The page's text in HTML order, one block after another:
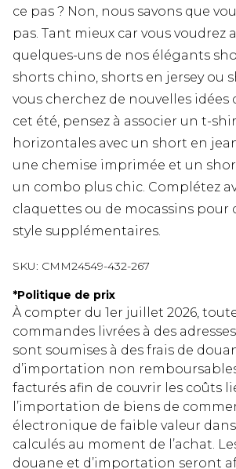
ce pas ? Non, nous savons que
pas. Tant mieux car vous voudrez
quelques-uns de nos élégants
shorts chino, shorts en jersey ou
vous cherchez de nouvelles idées
cet été, pensez à associer un t-
horizontales avec un short en
une chemise imprimée et un
un combo plus chic. Complétez
claquettes ou de mocassins pour
style supplémentaires.
SKU: CMM24549-432-267
*Politique de prix
À compter du 1er juillet 2026,
commandes livrées à des adresses
sont soumises à des frais de
d’importation non
facturés afin de couvrir les coûts
l’importation de biens de
électronique de faible valeur dans
calculés au moment de l’achat.
douane et d’importation seront